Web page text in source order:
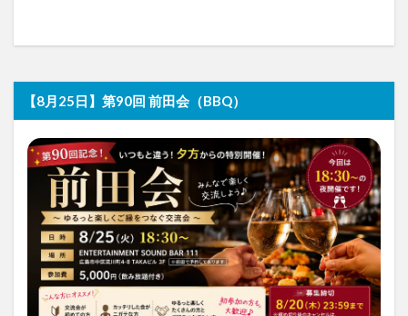
【8月25日】第90回 前田会（BBQ）